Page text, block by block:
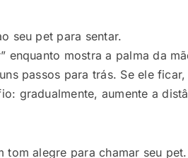
seu pet para sentar.
enquanto mostra a palma da
passos para trás. Se ele
gradualmente, aumente a
tom alegre para chamar seu pet.